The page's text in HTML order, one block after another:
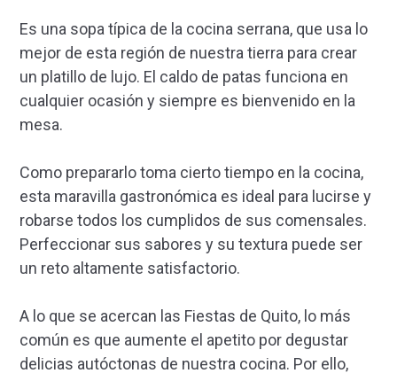
Es una sopa típica de la cocina serrana, que usa lo
mejor de esta región de nuestra tierra para crear
un platillo de lujo. El caldo de patas funciona en
cualquier ocasión y siempre es bienvenido en la
mesa.
Como prepararlo toma cierto tiempo en la cocina,
esta maravilla gastronómica es ideal para lucirse y
robarse todos los cumplidos de sus comensales.
Perfeccionar sus sabores y su textura puede ser
un reto altamente satisfactorio.
A lo que se acercan las Fiestas de Quito, lo más
común es que aumente el apetito por degustar
delicias autóctonas de nuestra cocina. Por ello,